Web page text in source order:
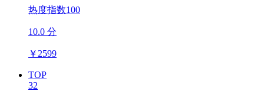
热度指数100
10.0 分
￥ 2599
TOP
32